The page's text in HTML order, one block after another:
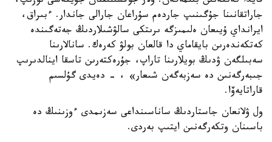
جاراتقانىنا جۇگىنىپ جاردەم سۇراعان جارالى جاندار. ءبىراق،
ايرانداي ۇيىعان ەلىمىزگە ىرىتكى سالۋشىلاردىڭ جەتەگىندە
كەتكەندەرىن بايقاماي دا قالعان بولۋ كەرەك. سانالارىنا
سەبىلگەن ۋدىڭ بويلارىنا تاراپ، جۇرەكتەرىن تاسقا اينالدىرىپ
جىبەرگەنىن دە سەزبەگەن شىعار» ، - دەيدى گۇلسىم
قاراتايەۆا.
ول ۋلانعان جاستاردىڭ ساناسىنداعى سەزىمدى ءوزىنىڭ دە
باسىنان وتكەرگەنىن ايتىپ بەردى.